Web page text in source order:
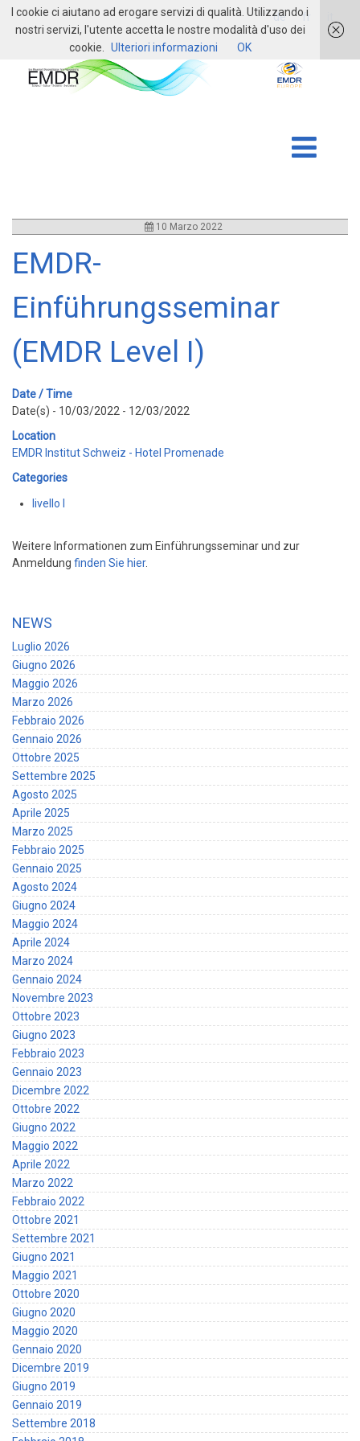
login de fr
10 Marzo 2022
EMDR-
Einführungsseminar
(EMDR Level I)
Date / Time
Date(s) - 10/03/2022 - 12/03/2022
Location
EMDR Institut Schweiz - Hotel Promenade
Categories
livello I
Weitere Informationen zum Einführungsseminar und zur
Anmeldung finden Sie hier.
NEWS
Luglio 2026
Giugno 2026
Maggio 2026
Marzo 2026
Febbraio 2026
Gennaio 2026
Ottobre 2025
Settembre 2025
Agosto 2025
Aprile 2025
Marzo 2025
Febbraio 2025
Gennaio 2025
Agosto 2024
Giugno 2024
Maggio 2024
Aprile 2024
Marzo 2024
Gennaio 2024
Novembre 2023
Ottobre 2023
Giugno 2023
Febbraio 2023
Gennaio 2023
Dicembre 2022
Ottobre 2022
Giugno 2022
Maggio 2022
Aprile 2022
Marzo 2022
Febbraio 2022
Ottobre 2021
Settembre 2021
Giugno 2021
Maggio 2021
Ottobre 2020
Giugno 2020
Maggio 2020
Gennaio 2020
Dicembre 2019
Giugno 2019
Gennaio 2019
Settembre 2018
I cookie ci aiutano ad erogare servizi di qualità. Utilizzando i
nostri servizi, l'utente accetta le nostre modalità d'uso dei
cookie.
Ulteriori informazioni OK